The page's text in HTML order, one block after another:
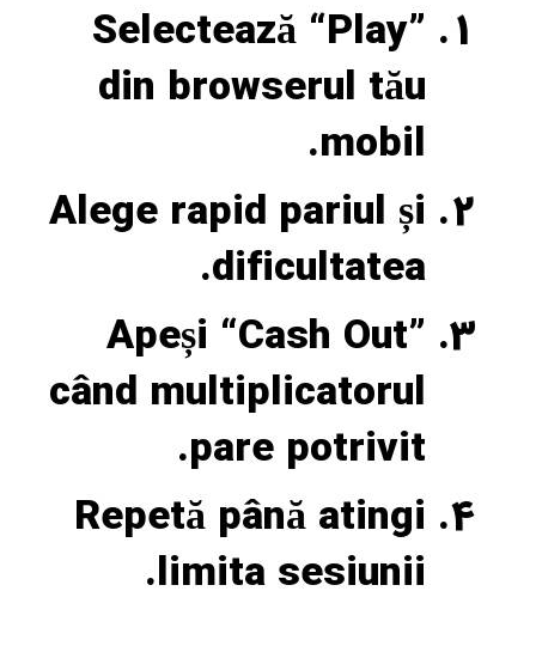
Selectează “Play”
din browserul tău
mobil.
Alege rapid pariul și
dificultatea.
Apeși “Cash Out”
când multiplicatorul
pare potrivit.
Repetă până atingi
limita sesiunii.